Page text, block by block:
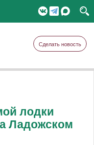
Сделать новость
лодки
Ладожском